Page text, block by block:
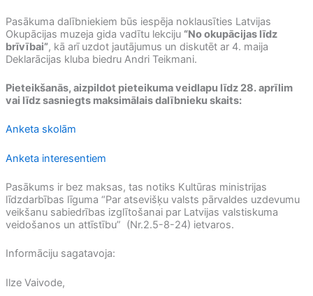
Pasākuma dalībniekiem būs iespēja noklausīties Latvijas
Okupācijas muzeja gida vadītu lekciju “No okupācijas līdz
brīvībai”, kā arī uzdot jautājumus un diskutēt ar 4. maija
Deklarācijas kluba biedru Andri Teikmani.
Pieteikšanās, aizpildot pieteikuma veidlapu līdz 28. aprīlim
vai līdz sasniegts maksimālais dalībnieku skaits:
Anketa skolām
Anketa interesentiem
Pasākums ir bez maksas, tas notiks Kultūras ministrijas
līdzdarbības līguma “Par atsevišķu valsts pārvaldes uzdevumu
veikšanu sabiedrības izglītošanai par Latvijas valstiskuma
veidošanos un attīstību” (Nr.2.5-8-24) ietvaros.
Informāciju sagatavoja:
Ilze Vaivode,